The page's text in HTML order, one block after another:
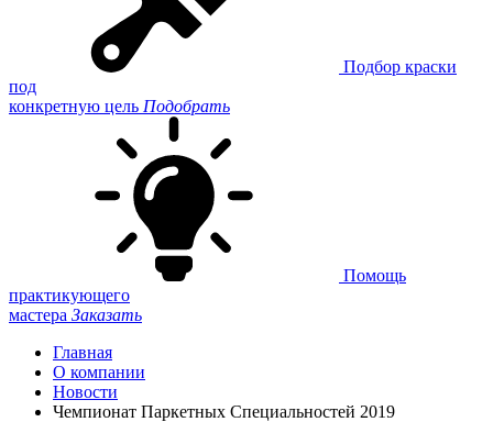
Подбор краски
под
конкретную цель Подобрать
Помощь
практикующего
мастера Заказать
Главная
О компании
Новости
Чемпионат Паркетных Специальностей 2019